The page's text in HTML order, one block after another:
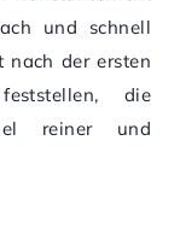
und schnell
nach der ersten
die
reiner und